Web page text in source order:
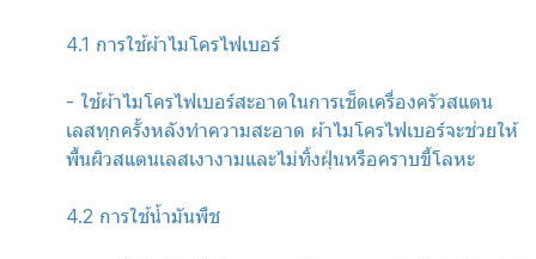
4.1 การใช้ผ้าไมโครไฟเบอร์
- ใช้ผ้าไมโครไฟเบอร์สะอาดในการเช็ดเครื่องครัวสแตน
เลสทุกครั้งหลังทำความสะอาด ผ้าไมโครไฟเบอร์จะช่วยให้
พื้นผิวสแตนเลสเงางามและไม่ทิ้งฝุ่นหรือคราบขี้โลหะ
4.2 การใช้น้ำมันพืช